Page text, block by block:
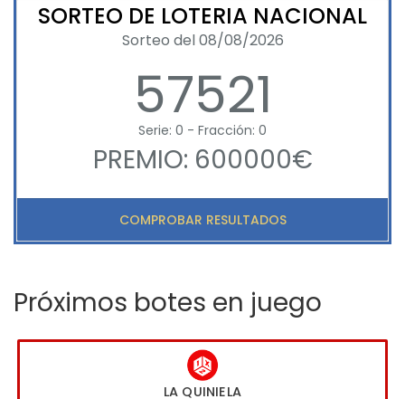
SORTEO DE LOTERIA NACIONAL
Sorteo del 08/08/2026
57521
Serie: 0 - Fracción: 0
PREMIO: 600000€
COMPROBAR RESULTADOS
Próximos botes en juego
LA QUINIELA